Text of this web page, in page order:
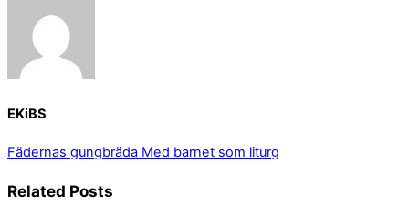
EKiBS
Fädernas gungbräda Med barnet som liturg
Related Posts